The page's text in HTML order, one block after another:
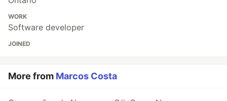
WORK
Software developer
JOINED
More from Marcos Costa